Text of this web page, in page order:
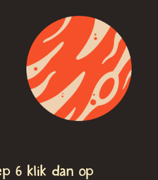
6 klik dan op